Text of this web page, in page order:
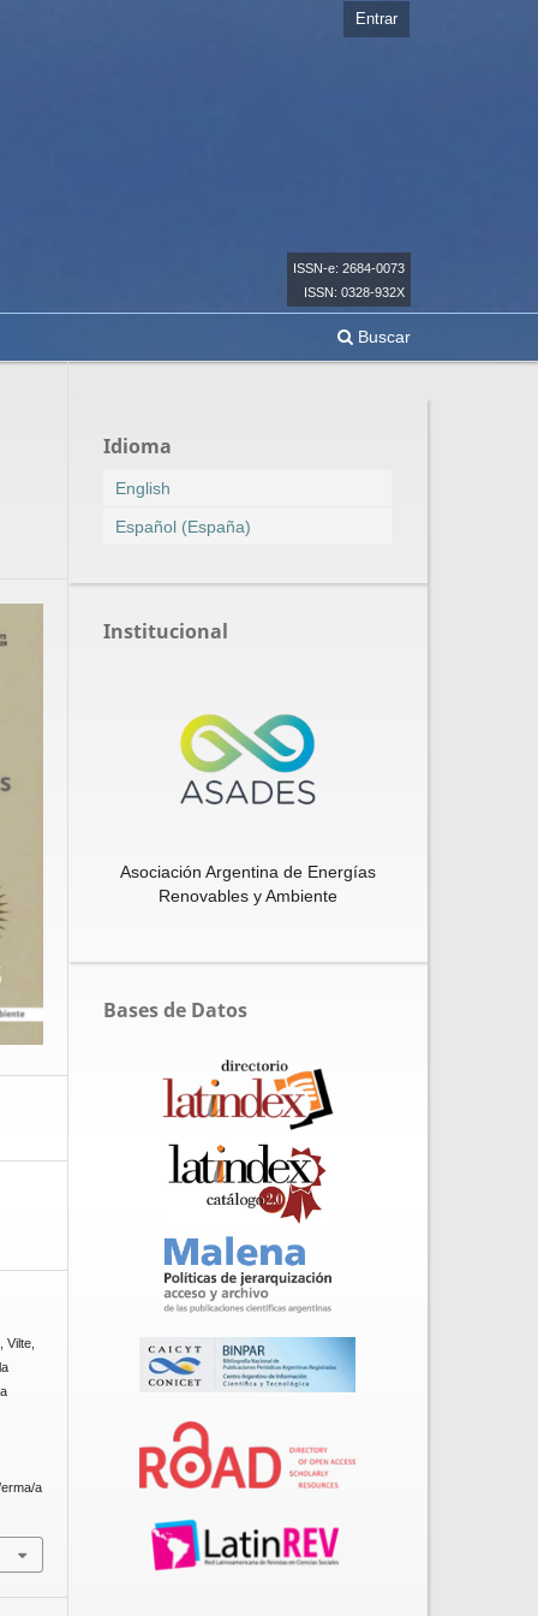
ISSN-e: 2684-0073
ISSN: 0328-932X
Buscar
Entrar
Vilte,
a
Idioma
English
Español (España)
Institucional
Asociación Argentina de Energías
Renovables y Ambiente
Bases de Datos